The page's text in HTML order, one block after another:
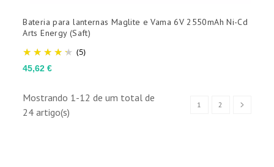
(5)
Preço
45,62 €
Bateria para lanternas Maglite e Vama 6V 2550mAh Ni-Cd
Arts Energy (Saft)
Mostrando 1-12 de um total de
24 artigo(s)
1 2